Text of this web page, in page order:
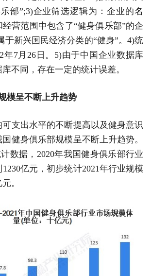
部”;3)企业筛选逻辑为：企业的名
营范围中包含了“健身俱乐部”的企
于新兴国民经济分类的“健身”。4)统
年7月26日。5)由于中国企业数据库
不同，存在一定的统计误差。
模呈不断上升趋势
可支出水平的不断提高以及健身意识
健身俱乐部规模呈不断上升趋势。
数据，2020年我国健身俱乐部行业
亿元，初步统计2021年行业规模
。